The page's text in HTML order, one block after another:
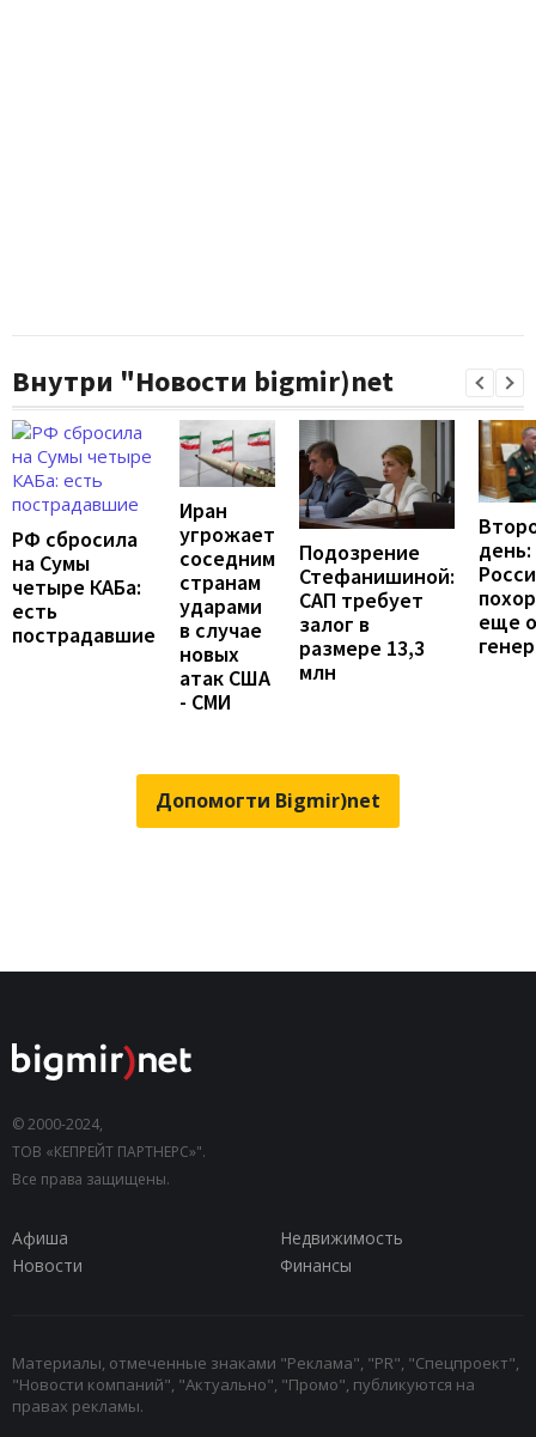
Внутри "Новости bigmir)net
РФ сбросила
на Сумы
четыре КАБа:
есть
пострадавшие
Иран
угрожает
соседним
странам
ударами
в случае
новых
атак США
- СМИ
Подозрение
Стефанишиной:
САП требует
залог в
размере 13,3
млн
день:
еще
Допомогти Bigmir)net
© 2000-2024,
ТОВ «КЕПРЕЙТ ПАРТНЕРС»".
Все права защищены.
Афиша
Недвижимость
Новости
Финансы
Материалы, отмеченные знаками "Реклама", "PR", "Спецпроект",
"Новости компаний", "Актуально", "Промо", публикуются на
правах рекламы.